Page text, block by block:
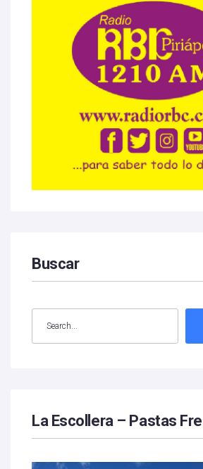
Buscar
La Escollera – Pastas